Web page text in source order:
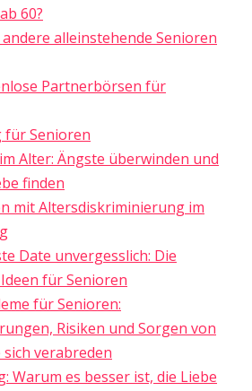
60?
alleinstehende Senioren
Partnerbörsen für
für Senioren
Alter: Ängste überwinden und
finden
mit Altersdiskriminierung im
Date unvergesslich: Die
für Senioren
für Senioren:
Risiken und Sorgen von
verabreden
Warum es besser ist, die Liebe